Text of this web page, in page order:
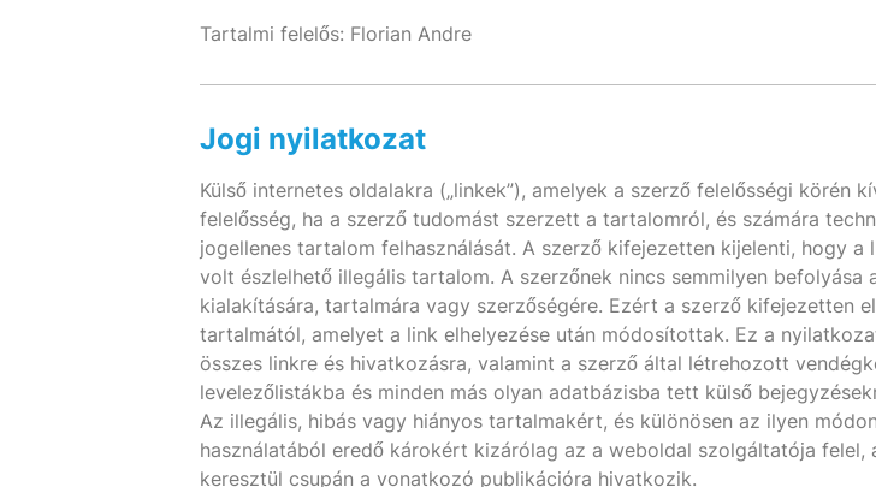
Tartalmi felelős: Florian Andre
Jogi nyilatkozat
Külső internetes oldalakra („linkek”), amelyek a szerző felelősségi körén
felelősség, ha a szerző tudomást szerzett a tartalomról, és számára
jogellenes tartalom felhasználását. A szerző kifejezetten kijelenti, hogy
volt észlelhető illegális tartalom. A szerzőnek nincs semmilyen
kialakítására, tartalmára vagy szerzőségére. Ezért a szerző kifejezetten
tartalmától, amelyet a link elhelyezése után módosítottak. Ez a
összes linkre és hivatkozásra, valamint a szerző által létrehozott
levelezőlistákba és minden más olyan adatbázisba tett külső
Az illegális, hibás vagy hiányos tartalmakért, és különösen az ilyen
használatából eredő károkért kizárólag az a weboldal szolgáltatója
keresztül csupán a vonatkozó publikációra hivatkozik.